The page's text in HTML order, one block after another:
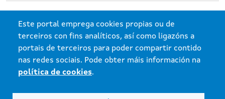
Este portal emprega cookies propias ou de
terceiros con fins analíticos, así como ligazóns a
portais de terceiros para poder compartir contido
nas redes sociais. Pode obter máis información na
política de cookies.
Xunta de Galicia. Información mantida e publicada na internet pola Xunta
de Galicia.